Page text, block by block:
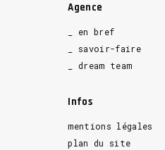
Agence
_ en bref
_ savoir-faire
_ dream team
Infos
mentions légales
plan du site